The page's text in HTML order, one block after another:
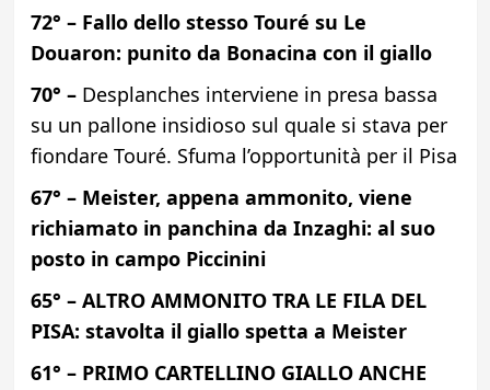
72° – Fallo dello stesso Touré su Le
Douaron: punito da Bonacina con il giallo
70° – Desplanches interviene in presa bassa
su un pallone insidioso sul quale si stava per
fiondare Touré. Sfuma l’opportunità per il Pisa
67° – Meister, appena ammonito, viene
richiamato in panchina da Inzaghi: al suo
posto in campo Piccinini
65° – ALTRO AMMONITO TRA LE FILA DEL
PISA: stavolta il giallo spetta a Meister
61° – PRIMO CARTELLINO GIALLO ANCHE